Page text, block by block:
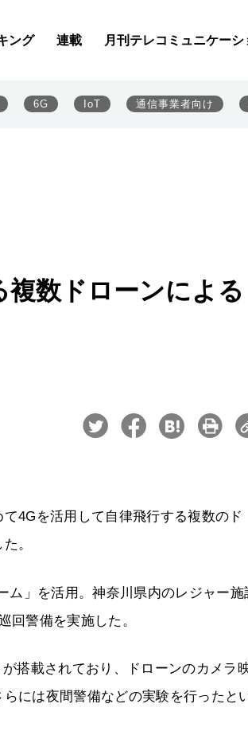
ング 連載 月刊テレコミュニケーシ
6G IoT 通信事業者向け
数ドローンによる
4Gを活用して自律飛行する複数のド
。
ム」を活用。神奈川県内のレジャー施
回警備を実施した。
搭載されており、ドローンのカメラ
には夜間警備などの実験を行ったと